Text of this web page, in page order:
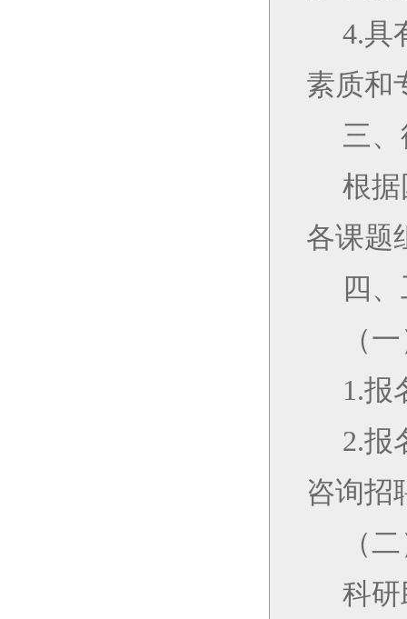
4.具
素质和
三
根
各课题
四
（
1.报
2.报
咨询招
（
科